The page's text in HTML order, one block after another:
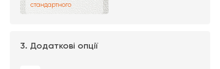
стандартного
3. Додаткові опції